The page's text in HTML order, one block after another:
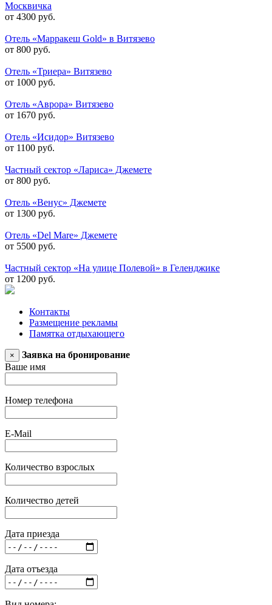
Москвичка
от 4300 руб.
Отель «Марракеш Gold» в Витязево
от 800 руб.
Отель «Триера» Витязево
от 1000 руб.
Отель «Аврора» Витязево
от 1670 руб.
Отель «Исидор» Витязево
от 1100 руб.
Частный сектор «Лариса» Джемете
от 800 руб.
Отель «Венус» Джемете
от 1300 руб.
Отель «Del Mare» Джемете
от 5500 руб.
Частный сектор «На улице Полевой» в Геленджике
от 1200 руб.
Контакты
Размещение рекламы
Памятка отдыхающего
×
Заявка на бронирование
Ваше имя
Номер телефона
E-Mail
Количество взрослых
Количество детей
Дата приезда
Дата отъезда